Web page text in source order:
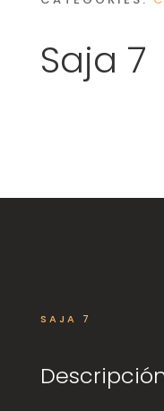
Saja 7
SAJA 7